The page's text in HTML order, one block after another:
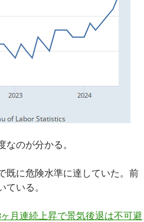
のが分かる。
既に危険水準に達していた。前
いる。
月連続上昇で景気後退は不可避